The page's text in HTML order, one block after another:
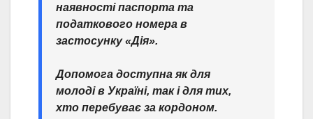
наявності паспорта та
податкового номера в
застосунку «Дія».
Допомога доступна як для
молоді в Україні, так і для тих,
хто перебуває за кордоном.